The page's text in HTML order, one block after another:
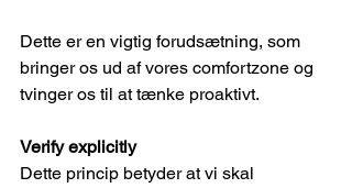
Dette er en vigtig forudsætning, som
bringer os ud af vores comfortzone og
tvinger os til at tænke proaktivt.
Verify explicitly
Dette princip betyder at vi skal